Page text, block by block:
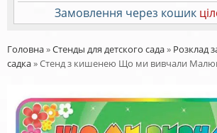
Замовлення через кошик
Головна»Стенды для детского сада» Розклад
садка»Стенд з кишенею Що ми вивчали